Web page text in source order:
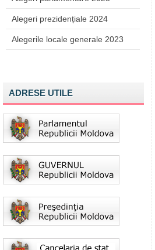
Alegeri prezidențiale 2024
Alegerile locale generale 2023
ADRESE UTILE